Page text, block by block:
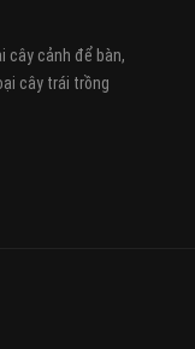
cây cảnh để bàn,
cây trái trồng